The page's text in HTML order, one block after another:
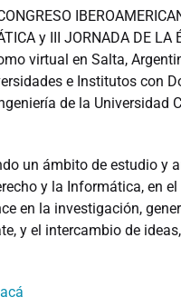
y III JORNADA DE LA
virtual en Salta,
e Institutos con
de la Universidad
un ámbito de estudio y
y la Informática, en
en la investigación,
y el intercambio de